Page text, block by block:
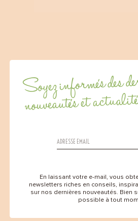
Soyez informés des
nouveautés et
En laissant votre e-mail, vous
newsletters riches en conseils,
sur nos dernières nouveautés. Bien
possible à tout